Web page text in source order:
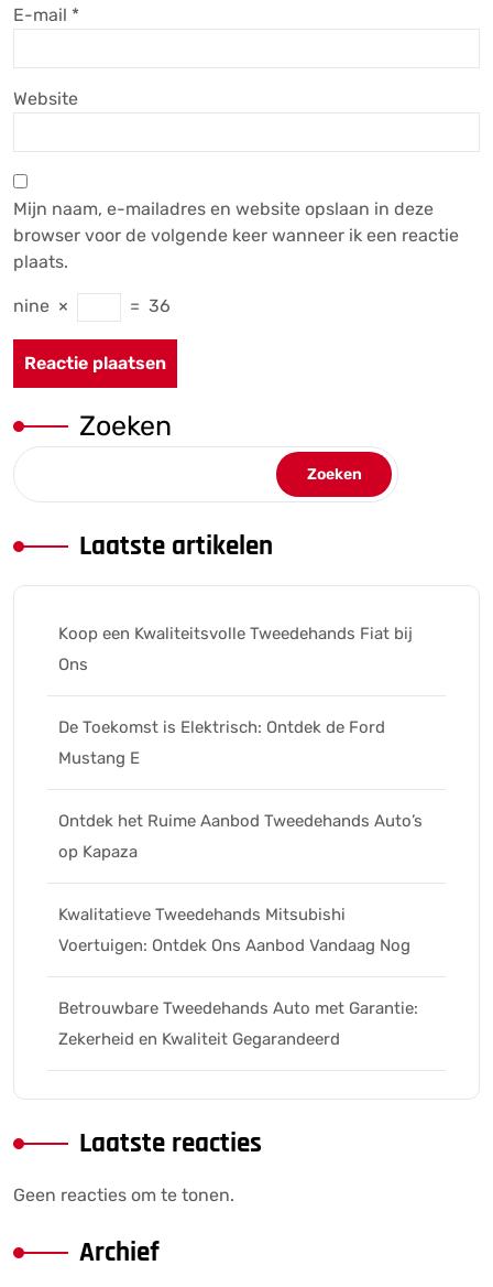
E-mail *
Website
Mijn naam, e-mailadres en website opslaan in deze
browser voor de volgende keer wanneer ik een reactie
plaats.
nine × = 36
Zoeken
Zoeken
Laatste artikelen
Koop een Kwaliteitsvolle Tweedehands Fiat bij
Ons
De Toekomst is Elektrisch: Ontdek de Ford
Mustang E
Ontdek het Ruime Aanbod Tweedehands Auto’s
op Kapaza
Kwalitatieve Tweedehands Mitsubishi
Voertuigen: Ontdek Ons Aanbod Vandaag Nog
Betrouwbare Tweedehands Auto met Garantie:
Zekerheid en Kwaliteit Gegarandeerd
Laatste reacties
Geen reacties om te tonen.
Archief